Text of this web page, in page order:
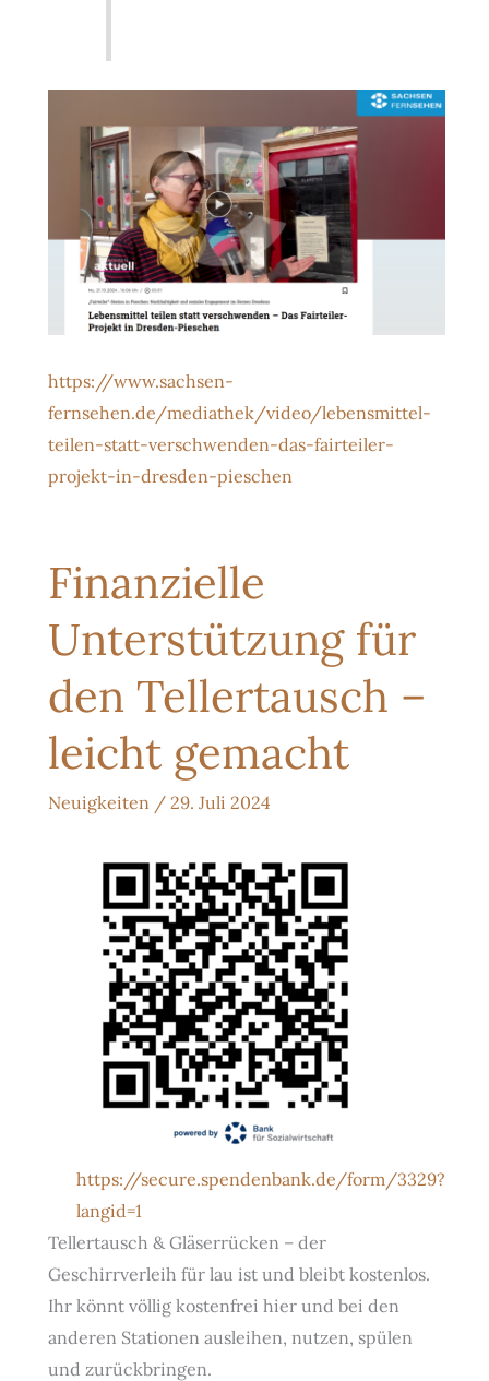
https://www.sachsen-
fernsehen.de/mediathek/video/lebensmittel-
teilen-statt-verschwenden-das-fairteiler-
projekt-in-dresden-pieschen
Finanzielle
Unterstützung für
den Tellertausch –
leicht gemacht
Neuigkeiten / 29. Juli 2024
https://secure.spendenbank.de/form/3329?
langid=1
Tellertausch & Gläserrücken – der
Geschirrverleih für lau ist und bleibt kostenlos.
Ihr könnt völlig kostenfrei hier und bei den
anderen Stationen ausleihen, nutzen, spülen
und zurückbringen.